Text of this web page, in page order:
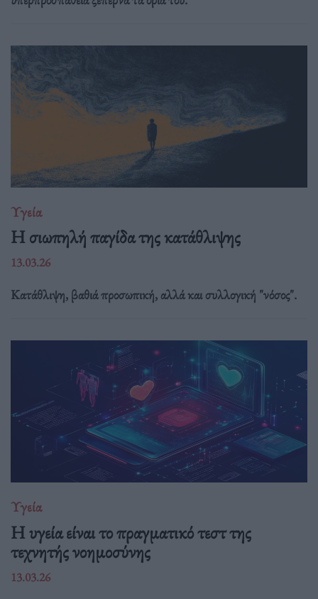
Υγεία
Η σιωπηλή παγίδα της κατάθλιψης
13.03.26
Κατάθλιψη, βαθιά προσωπική, αλλά και συλλογική "νόσος".
Υγεία
H υγεία είναι το πραγματικό τεστ της
τεχνητής νοημοσύνης
13.03.26